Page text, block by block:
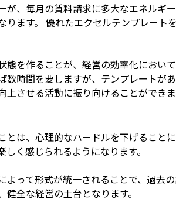
が、毎月の賃料請求に多大なエネルギ
ります。 優れたエクセルテンプレー
態を作ることが、経営の効率化におい
数時間を要しますが、テンプレートが
上させる活動に振り向けることができ
とは、心理的なハードルを下げること
しく感じられるようになります。
よって形式が統一されることで、過去
全な経営の土台となります。